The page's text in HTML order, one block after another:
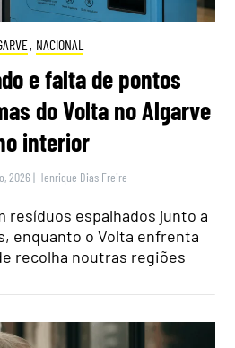
, NACIONAL
e falta de pontos
do Volta no Algarve
interior
2026 | Henrique Dias Freire
resíduos espalhados junto a
enquanto o Volta enfrenta
recolha noutras regiões